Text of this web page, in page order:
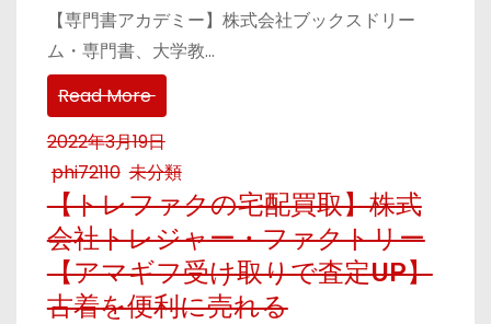
【専門書アカデミー】株式会社ブックスドリー
ム・専門書、大学教…
Read More
2022年3月19日
phi72110 未分類
【トレファクの宅配買取】株式
会社トレジャー・ファクトリー
【アマギフ受け取りで査定UP】
古着を便利に売れる